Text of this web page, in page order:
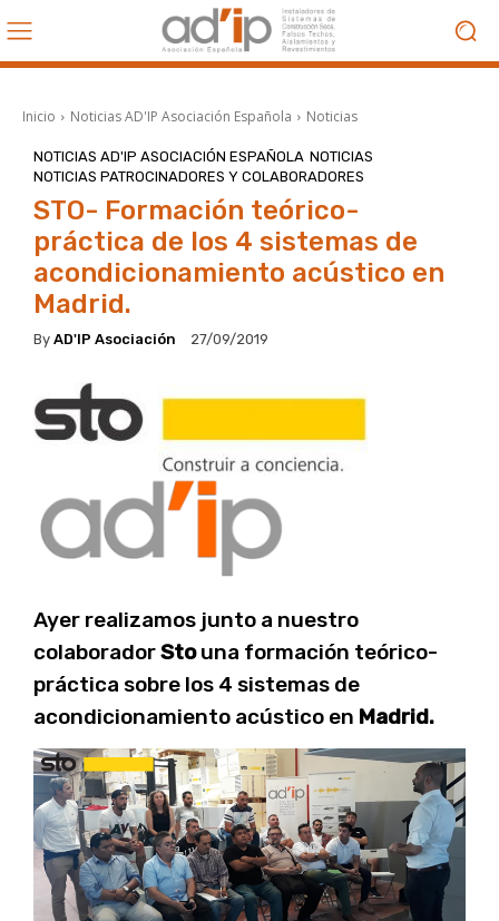
Inicio Noticias AD'IP Asociación Española Noticias
NOTICIAS AD'IP ASOCIACIÓN ESPAÑOLA NOTICIAS
NOTICIAS PATROCINADORES Y COLABORADORES
STO- Formación teórico-
práctica de los 4 sistemas de
acondicionamiento acústico en
Madrid.
By AD'IP Asociación 27/09/2019
Ayer realizamos junto a nuestro
colaboradorSto una formación teórico-
práctica sobre los 4 sistemas de
acondicionamiento acústico en Madrid.